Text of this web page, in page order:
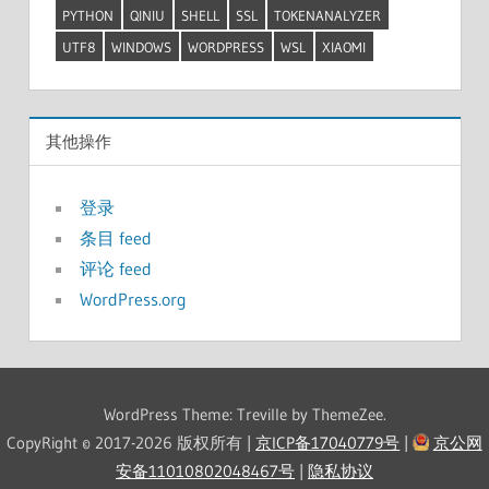
PYTHON QINIU SHELL SSL
TOKENANALYZER
UTF8
WINDOWS WORDPRESS WSL XIAOMI
其他操作
登录
条目 feed
评论 feed
WordPress.org
WordPress Theme: Treville by ThemeZee.
CopyRight © 2017-2026 版权所有 |京ICP备17040779号 |
京公网
安备11010802048467号 | 隐私协议